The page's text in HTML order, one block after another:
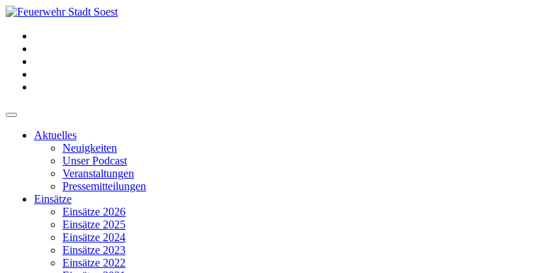
Aktuelles
Neuigkeiten
Unser Podcast
Veranstaltungen
Pressemitteilungen
Einsätze
Einsätze 2026
Einsätze 2025
Einsätze 2024
Einsätze 2023
Einsätze 2022